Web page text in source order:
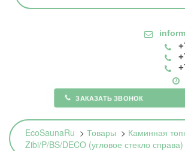
ЗАКАЗАТЬ ЗВОНОК
EcoSaunaRu > Товары > Каминная
Zibi/P/BS/DECO (угловое стекло